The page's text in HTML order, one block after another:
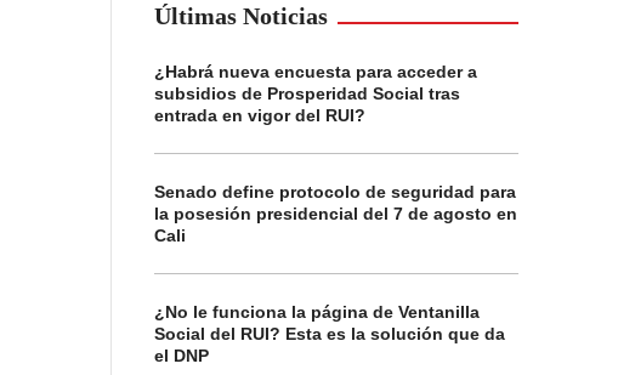
Últimas Noticias
¿Habrá nueva encuesta para acceder a
subsidios de Prosperidad Social tras
entrada en vigor del RUI?
Senado define protocolo de seguridad para
la posesión presidencial del 7 de agosto en
Cali
¿No le funciona la página de Ventanilla
Social del RUI? Esta es la solución que da
el DNP